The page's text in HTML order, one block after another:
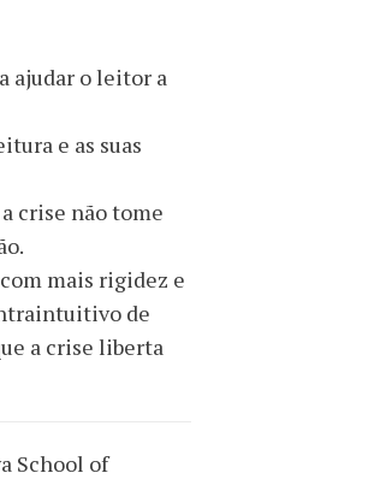
ajudar o leitor a
e as suas
crise não tome
mais rigidez e
de
a crise liberta
School of